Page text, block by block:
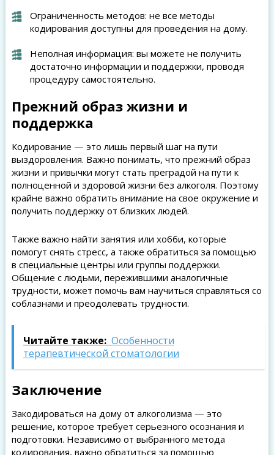
Ограниченность методов: не все методы
кодирования доступны для проведения на дому.
Неполная информация: вы можете не получить
достаточно информации и поддержки, проводя
процедуру самостоятельно.
Прежний образ жизни и
поддержка
Кодирование — это лишь первый шаг на пути
выздоровления. Важно понимать, что прежний образ
жизни и привычки могут стать преградой на пути к
полноценной и здоровой жизни без алкоголя. Поэтому
крайне важно обратить внимание на свое окружение и
получить поддержку от близких людей.
Также важно найти занятия или хобби, которые
помогут снять стресс, а также обратиться за помощью
в специальные центры или группы поддержки.
Общение с людьми, пережившими аналогичные
трудности, может помочь вам научиться справляться со
соблазнами и преодолевать трудности.
Читайте также: Особенности
терапевтической стоматологии
Заключение
Закодироваться на дому от алкоголизма — это
решение, которое требует серьезного осознания и
подготовки. Независимо от выбранного метода
кодирования, важно обратиться за помощью